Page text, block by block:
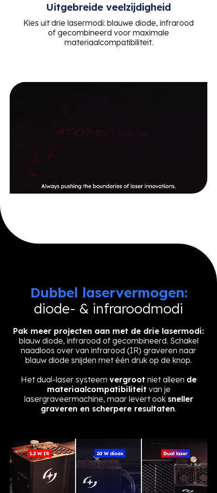
Uitgebreide veelzijdigheid
Kies uit drie lasermodi: blauwe diode, infrarood
of gecombineerd voor maximale
materiaalcompatibiliteit.
Dubbel laservermogen:
diode- & infraroodmodi
Pak meer projecten aan met de drie lasermodi:
blauw diode, infrarood of gecombineerd. Schakel
naadloos over van infrarood (IR) graveren naar
blauw diode snijden met één druk op de knop.
Het dual-laser systeem vergroot niet alleen de
materiaalcompatibiliteit van je
lasergraveermachine, maar levert ook sneller
graveren en scherpere resultaten.